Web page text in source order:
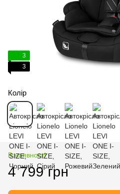
3
3
Колір
В наявності
4 799 грн